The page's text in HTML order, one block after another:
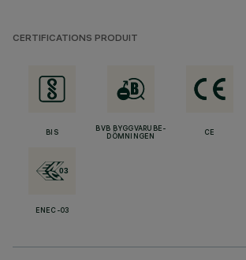
CERTIFICATIONS PRODUIT
BIS
BVB BYGGVARUBE-
DÖMNINGEN
CE
ENEC-03